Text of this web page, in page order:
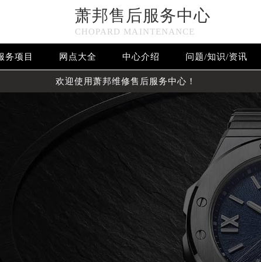
萧邦售后服务中心
CHOPARD MAINTENANCE
务项目 网点大全 中心介绍 问题/知识/资讯
欢迎使用萧邦维修售后服务中心！